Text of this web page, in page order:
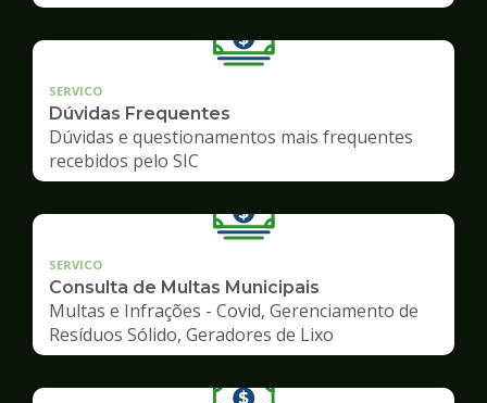
SERVICO
Dúvidas Frequentes
Dúvidas e questionamentos mais frequentes
recebidos pelo SIC
SERVICO
Consulta de Multas Municipais
Multas e Infrações - Covid, Gerenciamento de
Resíduos Sólido, Geradores de Lixo